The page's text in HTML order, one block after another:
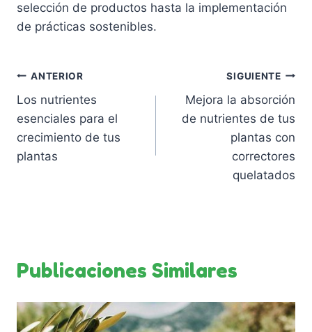
selección de productos hasta la implementación
de prácticas sostenibles.
Navegación
de
entradas
ANTERIOR
Los nutrientes
esenciales para el
crecimiento de tus
plantas
SIGUIENTE
Mejora la absorción
de nutrientes de tus
plantas con
correctores
quelatados
Publicaciones Similares